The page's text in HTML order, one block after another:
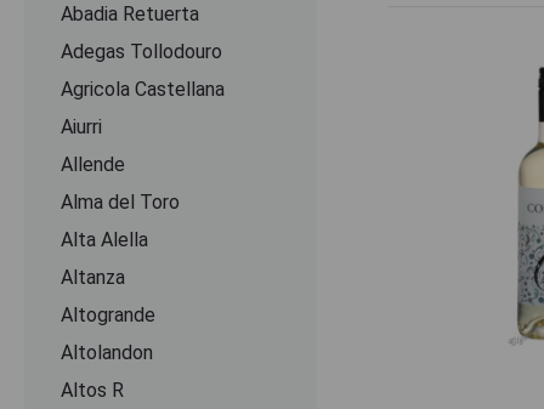
Abadia Retuerta
Adegas Tollodouro
Agricola Castellana
Aiurri
Allende
Alma del Toro
Alta Alella
Altanza
Altogrande
Altolandon
Altos R